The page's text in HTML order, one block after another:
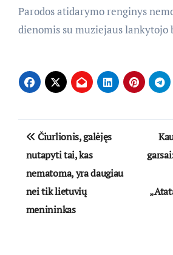
Parodos atidarymo renginys
dienomis su muziejaus lankytojo
Navigacija
tarp
įrašų
Čiurlionis, galėjęs
nutapyti tai, kas
nematoma, yra daugiau
nei tik lietuvių
menininkas